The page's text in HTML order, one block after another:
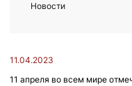
11.04.2023
11 апреля во всем мире
Новости